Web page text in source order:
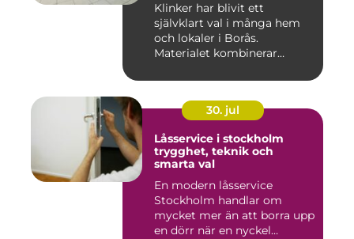
Klinker har blivit ett
självklart val i många hem
och lokaler i Borås.
Materialet kombinerar
30. jul
Låsservice i stockholm
trygghet, teknik och
smarta val
En modern låsservice
Stockholm handlar om
mycket mer än att borra upp
en dörr när en nyckel